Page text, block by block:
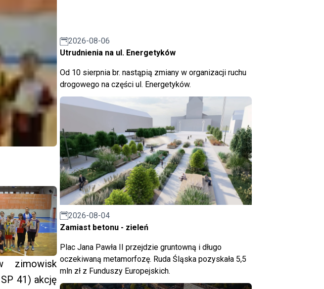
zimowisk
41) akcję
2026-08-06
Utrudnienia na ul. Energetyków
Od 10 sierpnia br. nastąpią zmiany w organizacji ruchu
drogowego na części ul. Energetyków.
2026-08-04
Zamiast betonu - zieleń
Plac Jana Pawła II przejdzie gruntowną i długo
oczekiwaną metamorfozę. Ruda Śląska pozyskała 5,5
mln zł z Funduszy Europejskich.